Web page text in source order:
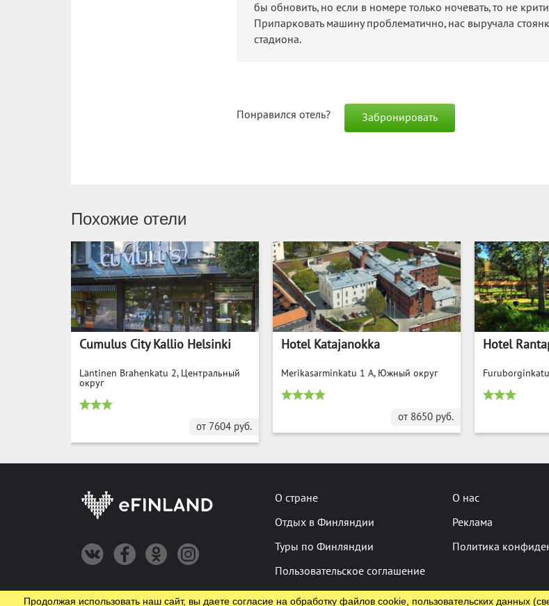
бы обновить, но если в номере только ночевать, то не
Припарковать машину проблематично, нас выручала
стадиона.
Понравился отель? Забронировать
Похожие отели
Cumulus City Kallio Helsinki
Läntinen Brahenkatu 2, Центральный
округ
от 7604 руб.
Hotel Katajanokka
Merikasarminkatu 1 A, Южный округ
от 8650 руб.
Hotel
О стране
Отдых в Финляндии
Туры по Финляндии
Пользовательское соглашение
О нас
Реклама
Политика
Продолжая использовать наш сайт, вы даете согласие на обработку файлов cookie, пользовательских данных